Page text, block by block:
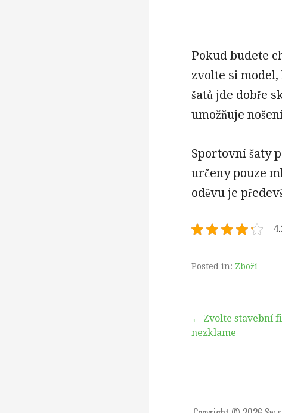
Pokud budete
zvolte si
šatů jde dobře
umožňuje
Sportovní šaty
určeny pouze
oděvu je
Posted in: Zboží
Navigace
← Zvolte stavební
nezklame